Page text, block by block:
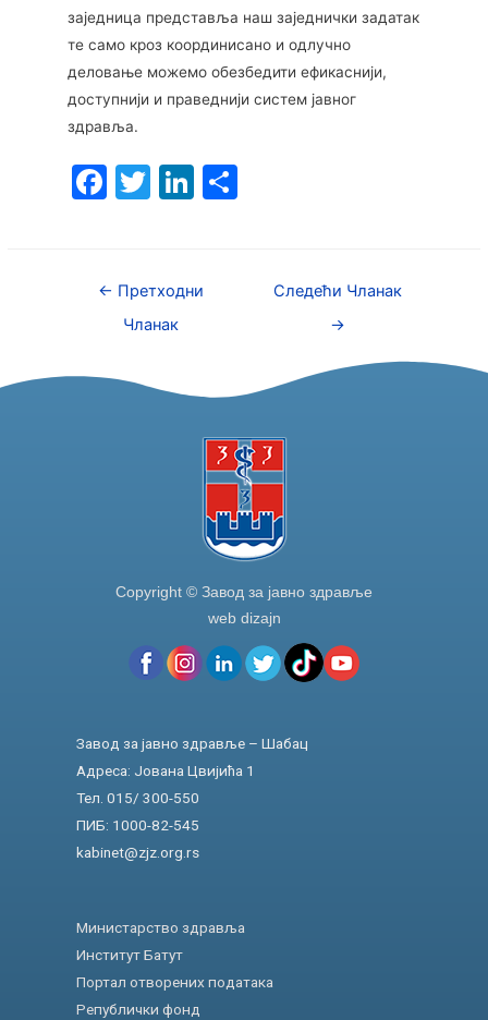
заједница представља наш заједнички задатак
те само кроз координисано и одлучно
деловање можемо обезбедити ефикаснији,
доступнији и праведнији систем јавног
здравља.
F
e
b
o
T
er
Li
e
S
← Претходни
Чланак
Следећи Чланак
→
Copyright © Завод за јавно здравље
web dizajn
Завод за јавно здравље – Шабац
Адреса: Јована Цвијића 1
Тел. 015/ 300-550
ПИБ: 1000-82-545
kabinet@zjz.org.rs
Министарство здравља
Институт Батут
Портал отворених података
Републички фонд